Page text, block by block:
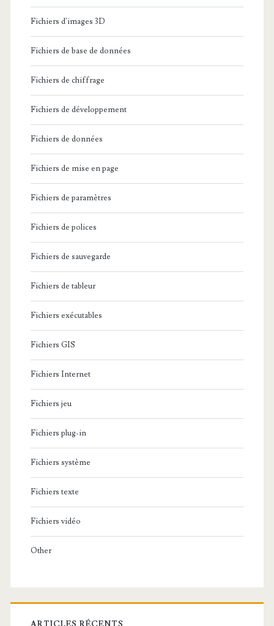
Fichiers d'images 3D
Fichiers de base de données
Fichiers de chiffrage
Fichiers de développement
Fichiers de données
Fichiers de mise en page
Fichiers de paramètres
Fichiers de polices
Fichiers de sauvegarde
Fichiers de tableur
Fichiers exécutables
Fichiers GIS
Fichiers Internet
Fichiers jeu
Fichiers plug-in
Fichiers système
Fichiers texte
Fichiers vidéo
Other